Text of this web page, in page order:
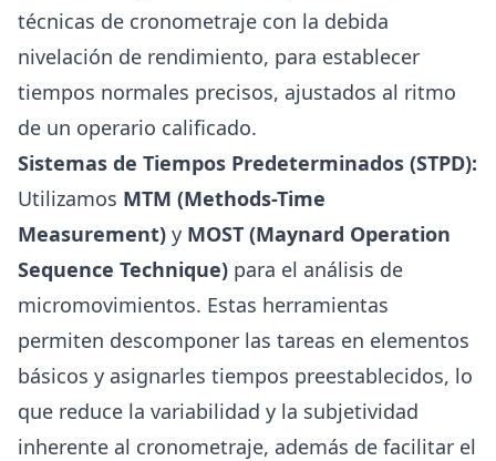
técnicas de cronometraje con la debida
nivelación de rendimiento, para establecer
tiempos normales precisos, ajustados al ritmo
de un operario calificado.
Sistemas de Tiempos Predeterminados (STPD):
Utilizamos MTM (Methods-Time
Measurement) y MOST (Maynard Operation
Sequence Technique) para el análisis de
micromovimientos. Estas herramientas
permiten descomponer las tareas en elementos
básicos y asignarles tiempos preestablecidos, lo
que reduce la variabilidad y la subjetividad
inherente al cronometraje, además de facilitar el